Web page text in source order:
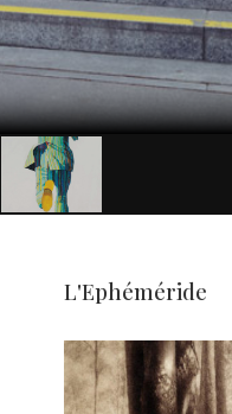
L'Ephéméride